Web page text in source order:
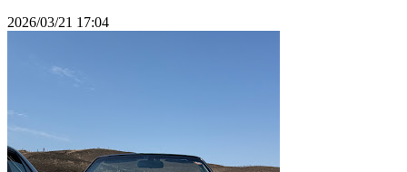
2026/03/21 17:04